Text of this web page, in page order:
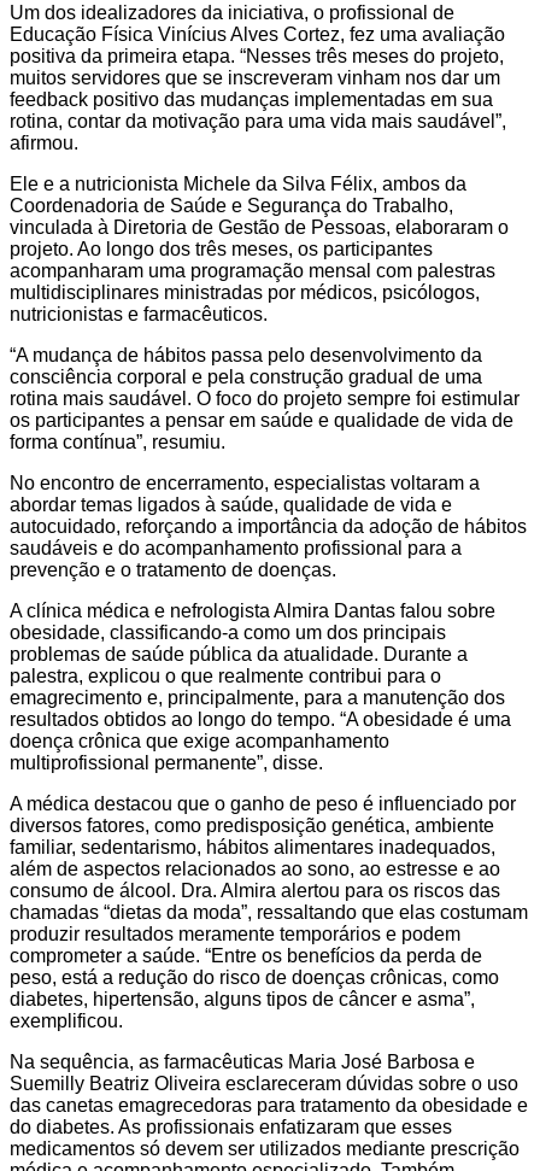
Um dos idealizadores da iniciativa, o profissional de
Educação Física Vinícius Alves Cortez, fez uma avaliação
positiva da primeira etapa. “Nesses três meses do projeto,
muitos servidores que se inscreveram vinham nos dar um
feedback positivo das mudanças implementadas em sua
rotina, contar da motivação para uma vida mais saudável”,
afirmou.
Ele e a nutricionista Michele da Silva Félix, ambos da
Coordenadoria de Saúde e Segurança do Trabalho,
vinculada à Diretoria de Gestão de Pessoas, elaboraram o
projeto. Ao longo dos três meses, os participantes
acompanharam uma programação mensal com palestras
multidisciplinares ministradas por médicos, psicólogos,
nutricionistas e farmacêuticos.
“A mudança de hábitos passa pelo desenvolvimento da
consciência corporal e pela construção gradual de uma
rotina mais saudável. O foco do projeto sempre foi estimular
os participantes a pensar em saúde e qualidade de vida de
forma contínua”, resumiu.
No encontro de encerramento, especialistas voltaram a
abordar temas ligados à saúde, qualidade de vida e
autocuidado, reforçando a importância da adoção de hábitos
saudáveis e do acompanhamento profissional para a
prevenção e o tratamento de doenças.
A clínica médica e nefrologista Almira Dantas falou sobre
obesidade, classificando-a como um dos principais
problemas de saúde pública da atualidade. Durante a
palestra, explicou o que realmente contribui para o
emagrecimento e, principalmente, para a manutenção dos
resultados obtidos ao longo do tempo. “A obesidade é uma
doença crônica que exige acompanhamento
multiprofissional permanente”, disse.
A médica destacou que o ganho de peso é influenciado por
diversos fatores, como predisposição genética, ambiente
familiar, sedentarismo, hábitos alimentares inadequados,
além de aspectos relacionados ao sono, ao estresse e ao
consumo de álcool. Dra. Almira alertou para os riscos das
chamadas “dietas da moda”, ressaltando que elas costumam
produzir resultados meramente temporários e podem
comprometer a saúde. “Entre os benefícios da perda de
peso, está a redução do risco de doenças crônicas, como
diabetes, hipertensão, alguns tipos de câncer e asma”,
exemplificou.
Na sequência, as farmacêuticas Maria José Barbosa e
Suemilly Beatriz Oliveira esclareceram dúvidas sobre o uso
das canetas emagrecedoras para tratamento da obesidade e
do diabetes. As profissionais enfatizaram que esses
medicamentos só devem ser utilizados mediante prescrição